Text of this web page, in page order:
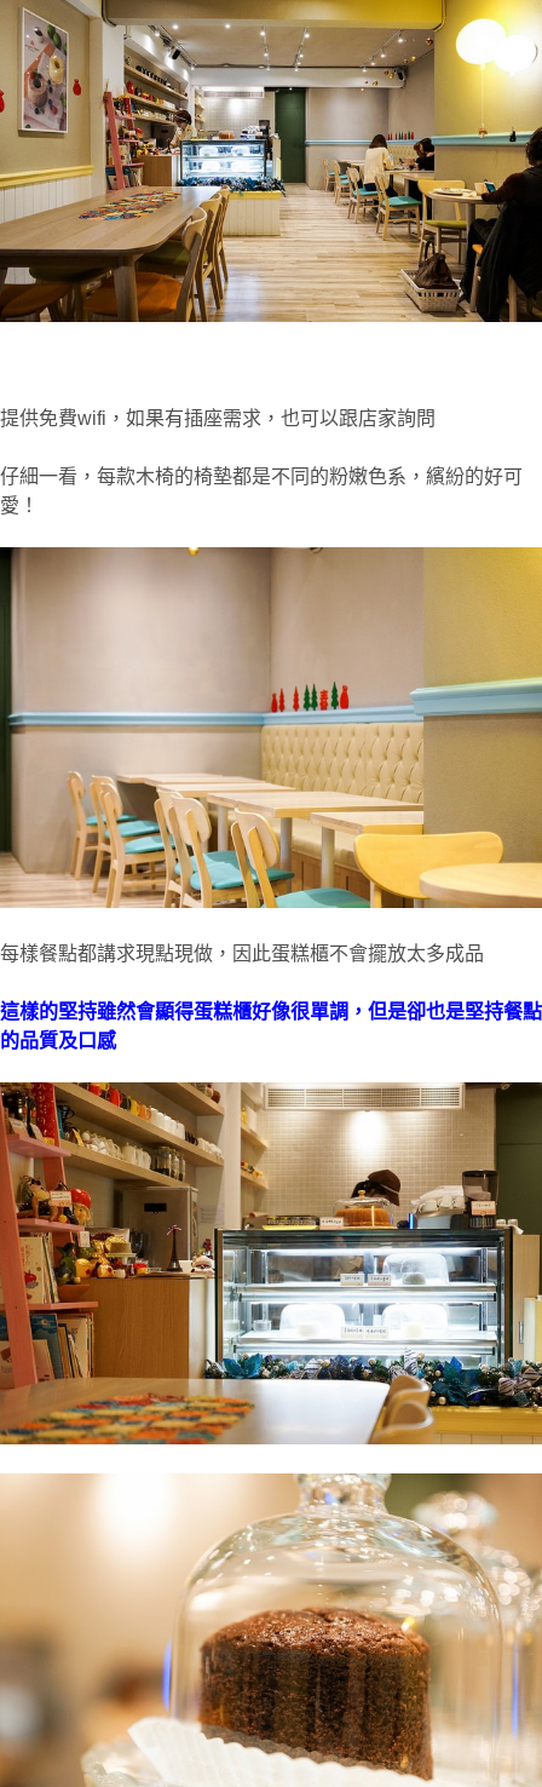
提供免費wifi，如果有插座需求，也可以跟店家詢問
仔細一看，每款木椅的椅墊都是不同的粉嫩色系，繽紛的好可
愛！
每樣餐點都講求現點現做，因此蛋糕櫃不會擺放太多成品
這樣的堅持雖然會顯得蛋糕櫃好像很單調，但是卻也是堅持餐點
的品質及口感